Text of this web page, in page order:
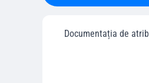
Documentația de